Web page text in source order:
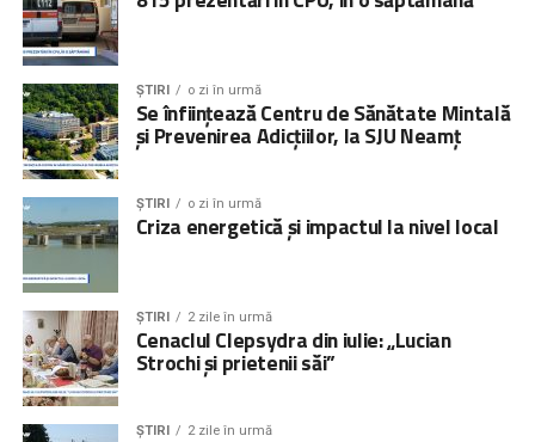
ȘTIRI o zi în urmă
Se înființează Centru de Sănătate Mintală
și Prevenirea Adicțiilor, la SJU Neamț
ȘTIRI o zi în urmă
Criza energetică și impactul la nivel local
ȘTIRI 2 zile în urmă
Cenaclul Clepsydra din iulie: „Lucian
Strochi și prietenii săi”
ȘTIRI 2 zile în urmă